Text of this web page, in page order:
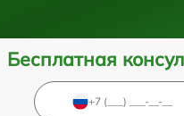
Бесплатная